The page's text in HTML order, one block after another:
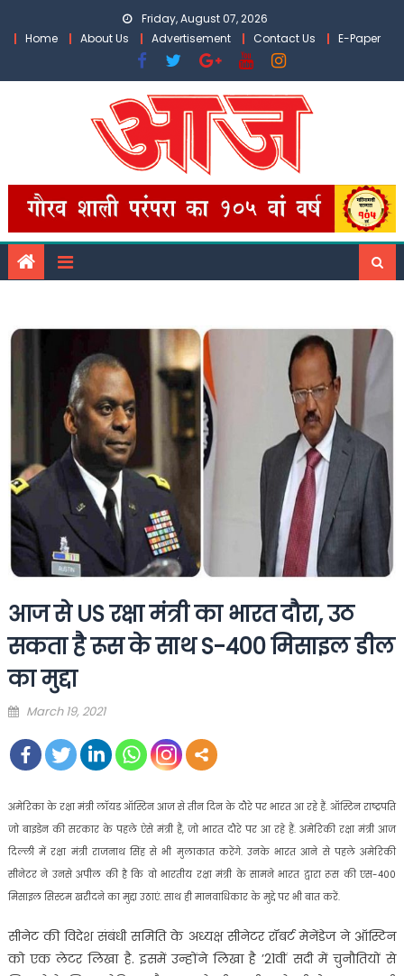
Friday, August 07, 2026
Home
About Us Advertisement Contact Us E-Paper
आज से US रक्षा मंत्री का भारत दौरा, उठ
सकता है रूस के साथ S-400 मिसाइल डील
का मुद्दा
Posted
March 19, 2021
अमेरिका के रक्षा मंत्री लॉयड ऑस्टिन आज से तीन दिन के दौरे पर भारत आ रहे हैं. ऑस्टिन राष्ट्रपति
जो बाइडेन की सरकार के पहले ऐसे मंत्री हैं, जो भारत दौरे पर आ रहे हैं. अमेरिकी रक्षा मंत्री आज
दिल्ली में रक्षा मंत्री राजनाथ सिंह से भी मुलाकात करेंगे. उनके भारत आने से पहले अमेरिकी
सीनेटर ने उनसे अपील की है कि वो भारतीय रक्षा मंत्री के सामने भारत द्वारा रूस की एस-400
मिसाइल सिस्टम खरीदने का मुद्दा उठाएं. साथ ही मानवाधिकार के मुद्दे पर भी बात करें.
सीनेट की विदेश संबंधी समिति के अध्यक्ष सीनेटर रॉबर्ट मेनेंडेज ने ऑस्टिन
को एक लेटर लिखा है. इसमें उन्होंने लिखा है ’21वीं सदी में चुनौतियों से